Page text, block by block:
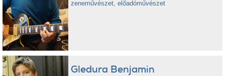
zeneművészet, előadóművészet
Gledura Benjamin